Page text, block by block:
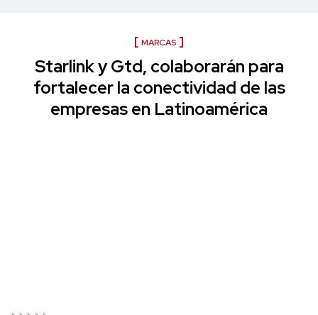
MARCAS
Starlink y Gtd, colaborarán para
fortalecer la conectividad de las
empresas en Latinoamérica